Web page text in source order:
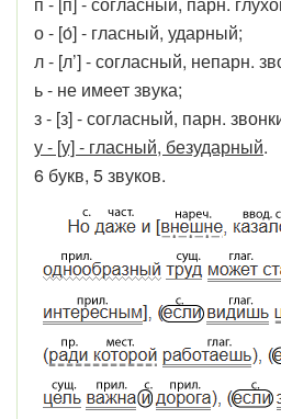
о - [о́] - гласный, ударный;
л - [л’] - согласный, непарн.
ь - не имеет звука;
з - [з] - согласный, парн.
у - [у] - гласный, безударный.
6 букв, 5 звуков.